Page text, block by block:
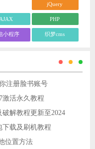
jQuery
AJAX PHP
小程序 织梦cms
注册脸书账号
激活永久教程
破解教程更新至2024
下载及刷机教程
位置方法